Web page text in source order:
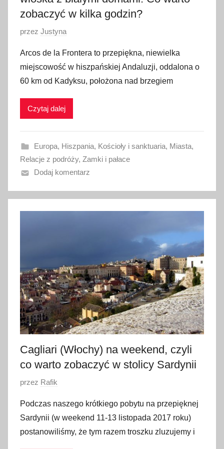
zobaczyć w kilka godzin?
O
u
b
l
i
a
n
o
9
l
o
2
0
1
8
przez Justyna
Arcos de la Frontera to przepiękna, niewielka
miejscowość w hiszpańskiej Andaluzji, oddalona o
60 km od Kadyksu, położona nad brzegiem
Czytaj dalej
Europa, Hiszpania, Kościoły i sanktuaria, Miasta,
Relacje z podróży, Zamki i pałace
Dodaj komentarz
Cagliari (Włochy) na weekend, czyli
co warto zobaczyć w stolicy Sardynii
O
u
b
l
i
przez Rafik
Podczas naszego krótkiego pobytu na przepięknej
Sardynii (w weekend 11-13 listopada 2017 roku)
postanowiliśmy, że tym razem troszku zluzujemy i